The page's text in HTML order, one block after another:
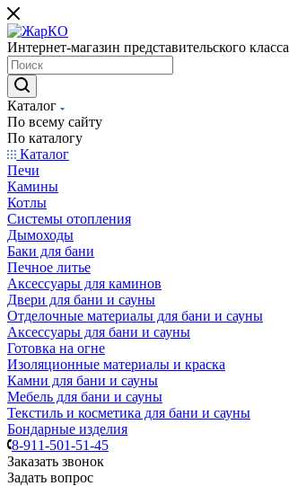
Интернет-магазин представительского класса
Каталог
По всему сайту
По каталогу
Каталог
Печи
Камины
Котлы
Системы отопления
Дымоходы
Баки для бани
Печное литье
Аксессуары для каминов
Двери для бани и сауны
Отделочные материалы для бани и сауны
Аксессуары для бани и сауны
Готовка на огне
Изоляционные материалы и краска
Камни для бани и сауны
Мебель для бани и сауны
Текстиль и косметика для бани и сауны
Бондарные изделия
8-911-501-51-45
Заказать звонок
Задать вопрос